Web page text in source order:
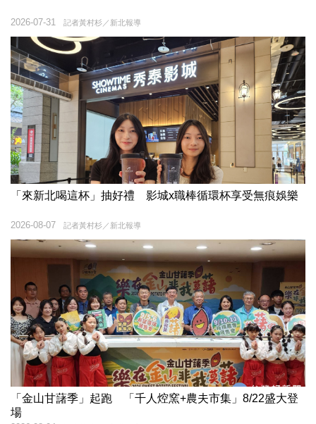
記者黃村杉／新北報導
2026-07-31
「來新北喝這杯」抽好禮 影城x職棒循環杯享受無痕娛樂
記者黃村杉／新北報導
2026-08-07
「金山甘藷季」起跑 「千人焢窯+農夫市集」8/22盛大登
場